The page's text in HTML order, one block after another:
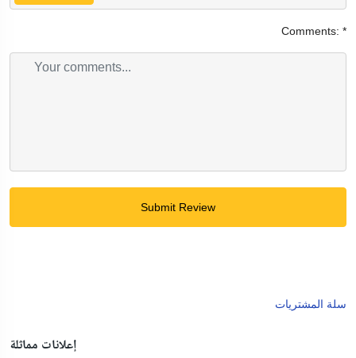
Comments: *
Submit Review
سلة المشتريات
إعلانات مماثلة